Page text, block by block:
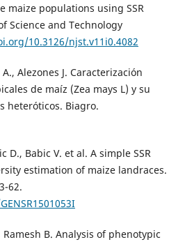
maize populations using SSR
Science and Technology
10.3126/njst.v11i0.4082
Alezones J. Caracterización
de maíz (Zea mays L) y su
heteróticos. Biagro.
D., Babic V. et al. A simple SSR
estimation of maize landraces.
62.
Ramesh B. Analysis of phenotypic